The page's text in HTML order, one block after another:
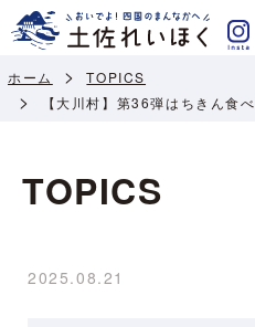
ホーム
TOPICS
【大川村】第36弾はちきん食
TOPICS
2025.08.21